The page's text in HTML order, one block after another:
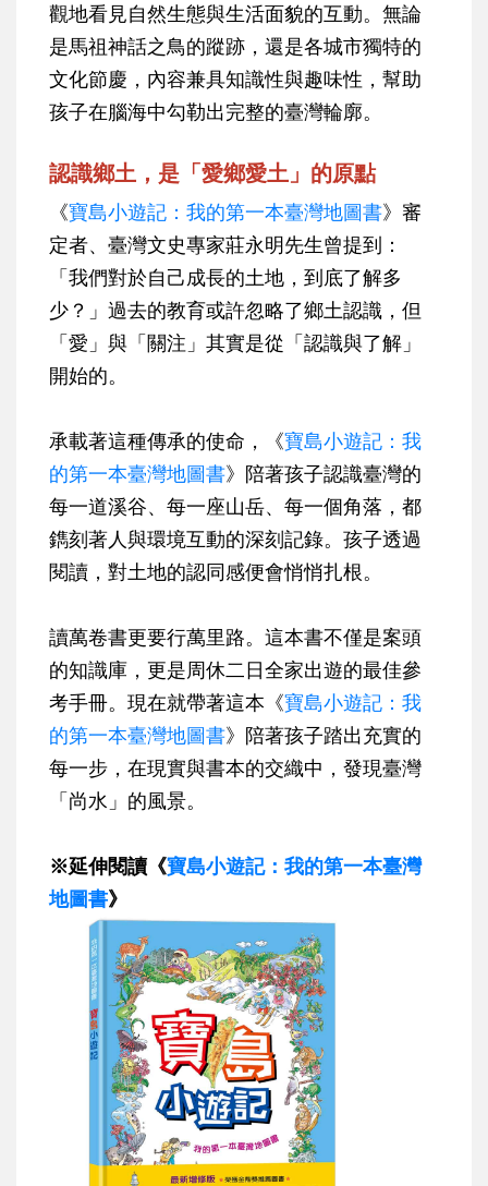
觀地看見自然生態與生活面貌的互動。無論
是馬祖神話之鳥的蹤跡，還是各城市獨特的
文化節慶，內容兼具知識性與趣味性，幫助
孩子在腦海中勾勒出完整的臺灣輪廓。
認識鄉土，是「愛鄉愛土」的原點
《寶島小遊記：我的第一本臺灣地圖書》審
定者、臺灣文史專家莊永明先生曾提到：
「我們對於自己成長的土地，到底了解多
少？」過去的教育或許忽略了鄉土認識，但
「愛」與「關注」其實是從「認識與了解」
開始的。
承載著這種傳承的使命，《寶島小遊記：我
的第一本臺灣地圖書》陪著孩子認識臺灣的
每一道溪谷、每一座山岳、每一個角落，都
鐫刻著人與環境互動的深刻記錄。孩子透過
閱讀，對土地的認同感便會悄悄扎根。
讀萬卷書更要行萬里路。這本書不僅是案頭
的知識庫，更是周休二日全家出遊的最佳參
考手冊。現在就帶著這本《寶島小遊記：我
的第一本臺灣地圖書》陪著孩子踏出充實的
每一步，在現實與書本的交織中，發現臺灣
「尚水」的風景。
※延伸閱讀《寶島小遊記：我的第一本臺灣
地圖書》